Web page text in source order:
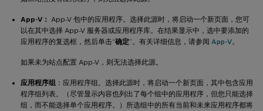
App-V：
App-V 包中的应用程序。选择此源时，将启动一个新页面，您可
以在其中选择 App-V 服务器或应用程序库。在结果显示中，选中要添加的
应用程序的复选框，然后单击“确定”。有关详细信息，请参阅 App-V。
如果未为站点配置 App-V，则无法选择此源。
应用程序组 ：应用程序组。选择此源时，将启动一个新页面，其中包含应用
程序组列表。（尽管显示内容也列出了每个组中的应用程序，但您只能选择
组，而不能选择单个应用程序。）所选组中的所有当前和未来应用程序都将